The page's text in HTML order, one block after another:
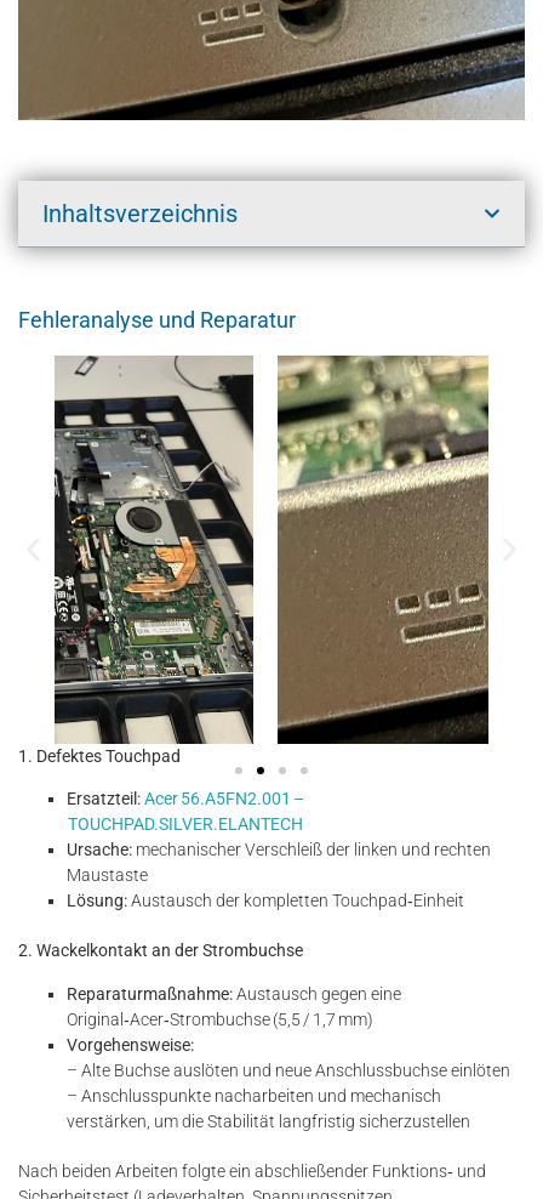
Inhaltsverzeichnis
Fehleranalyse und Reparatur
1. Defektes Touchpad
Ersatzteil:Acer 56.A5FN2.001 –
TOUCHPAD.SILVER.ELANTECH
Ursache: mechanischer Verschleiß der linken und rechten
Maustaste
Lösung:Austausch der kompletten Touchpad‑Einheit
2. Wackelkontakt an der Strombuchse
Reparaturmaßnahme:Austausch gegen eine
Original‑Acer‑Strombuchse (5,5 / 1,7 mm)
Vorgehensweise:
– Alte Buchse auslöten und neue Anschlussbuchse einlöten
– Anschlusspunkte nacharbeiten und mechanisch
verstärken, um die Stabilität langfristig sicherzustellen
Nach beiden Arbeiten folgte ein abschließender Funktions‑ und